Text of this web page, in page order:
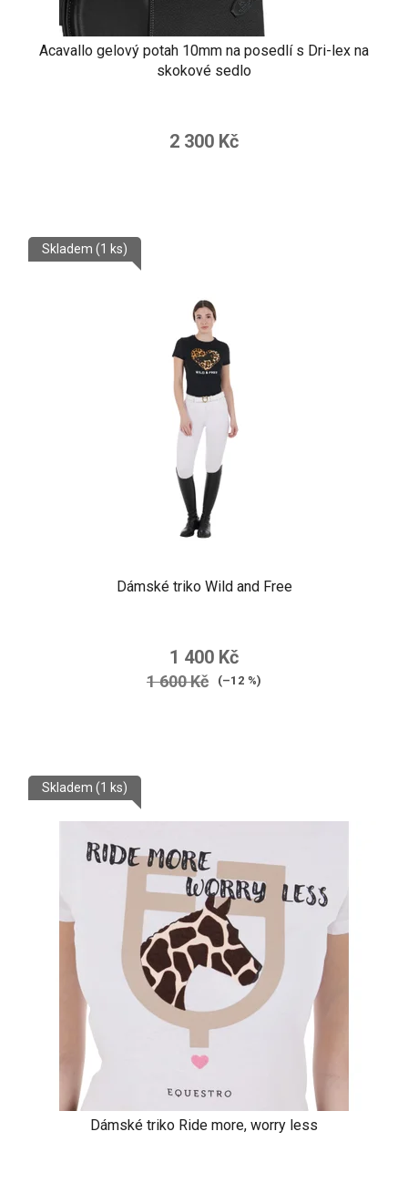
Acavallo gelový potah 10mm na posedlí s Dri-lex na
skokové sedlo
2 300 Kč
Dámské triko Wild and Free
Skladem (1 ks)
1 400 Kč
1 600 Kč (–12 %)
Dámské triko Ride more, worry less
Skladem (1 ks)